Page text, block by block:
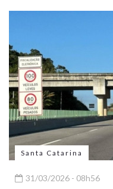
Santa Catarina
31/03/2026 - 08h56